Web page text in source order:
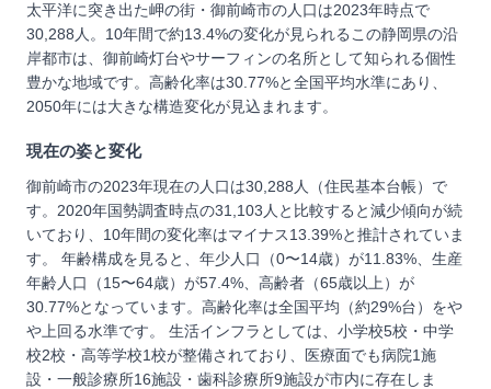
太平洋に突き出た岬の街・御前崎市の人口は2023年時点で
30,288人。10年間で約13.4%の変化が見られるこの静岡県の沿
岸都市は、御前崎灯台やサーフィンの名所として知られる個性
豊かな地域です。高齢化率は30.77%と全国平均水準にあり、
2050年には大きな構造変化が見込まれます。
現在の姿と変化
御前崎市の2023年現在の人口は30,288人（住民基本台帳）で
す。2020年国勢調査時点の31,103人と比較すると減少傾向が続
いており、10年間の変化率はマイナス13.39%と推計されていま
す。 年齢構成を見ると、年少人口（0〜14歳）が11.83%、生産
年齢人口（15〜64歳）が57.4%、高齢者（65歳以上）が
30.77%となっています。高齢化率は全国平均（約29%台）をや
や上回る水準です。 生活インフラとしては、小学校5校・中学
校2校・高等学校1校が整備されており、医療面でも病院1施
設・一般診療所16施設・歯科診療所9施設が市内に存在しま